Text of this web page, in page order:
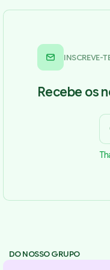
INSCREVE-
Recebe os
DO NOSSO GRUPO